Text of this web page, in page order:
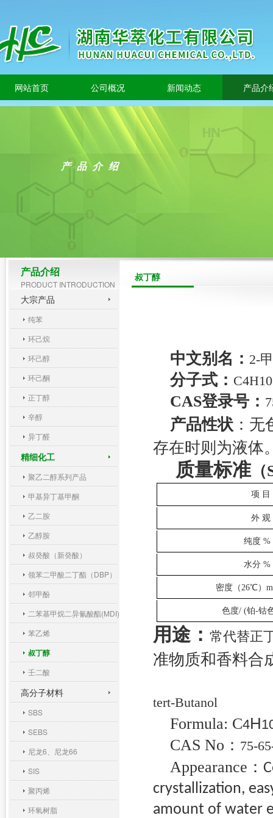
网站首页 公司概况 新闻动态 产品介
产品介绍
产品介绍
PRODUCT INTRODUCTION
大宗产品
纯苯
环己烷
环己醇
环己酮
正丁醇
辛醇
异丁醛
精细化工
聚乙二醇系列产品
甲基异丁基甲酮
乙二胺
乙醇胺
叔癸酸（新癸酸）
领苯二甲酸二丁酯（DBP）
邻甲酚
二苯基甲烷二异氰酸酯(MDI)
苯乙烯
叔丁醇
壬二酸
高分子材料
SBS
SEBS
尼龙6、尼龙66
SIS
聚丙烯
环氧树脂
叔丁醇
中文别名： 2-
分子式：
CAS登录号：
产品性状 ： 无
存在时则为液体
质量标准 （
项 目
外 观
纯度%
水分%
密度（26℃）
色度/ (铂-钴
用途： 常代替正
准物质和香料合
tert-Butanol
Formula: C4H
CAS No ： 75-
Appearance ：
crystallization,
amount of water